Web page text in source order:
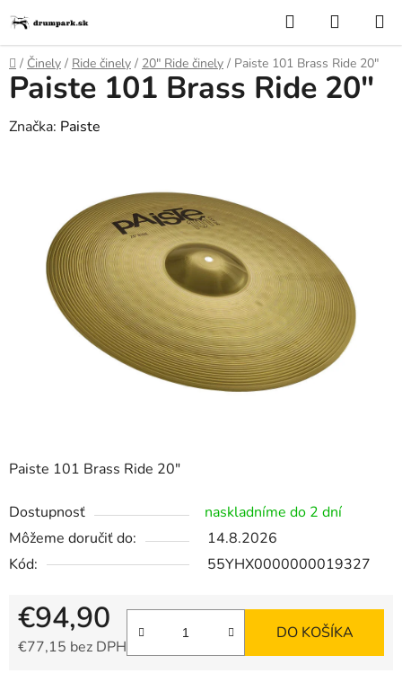
na
obsah
Hľadať
KOŠÍK
Domov
/ Činely / Ride činely / 20″ Ride činely / Paiste 101 Brass Ride 20"
Paiste 101 Brass Ride 20"
Dostupnosť
naskladníme do 2 dní
Môžeme doručiť do:
14.8.2026
Kód:
55YHX0000000019327
€94,90
€77,15 bez DPH
DO KOŠÍKA
Paiste 101 Brass Ride 20"
Značka: Paiste